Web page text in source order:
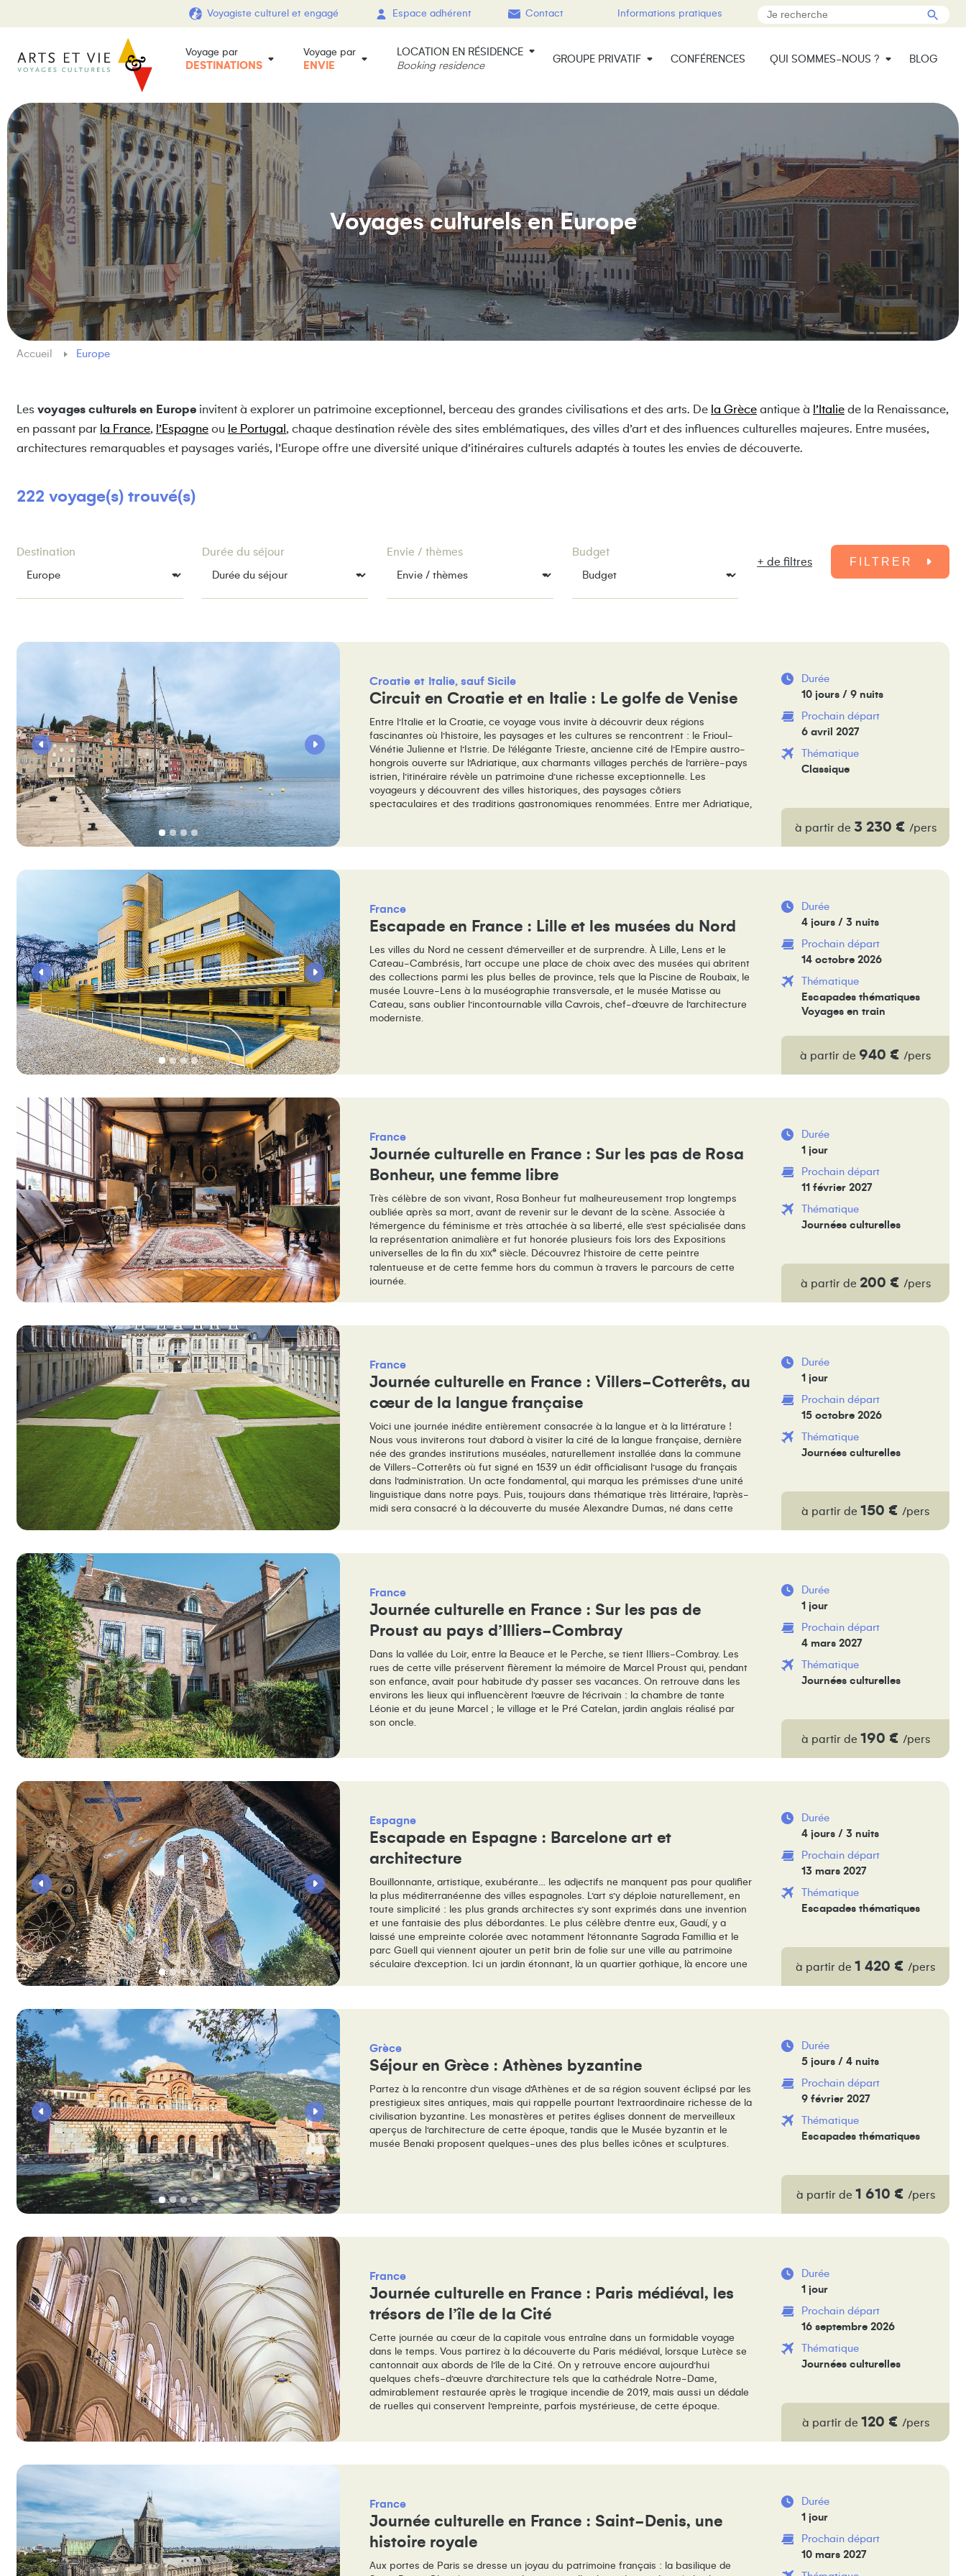
Voyagiste culturel et engagé Espace adhérent Contact Informations pratiques
Voyage par
DESTINATIONS
Voyage par
ENVIE
LOCATION EN RÉSIDENCE
Booking residence
GROUPE PRIVATIF CONFÉRENCES QUI SOMMES-NOUS ? BLOG
Voyages culturels en Europe
Accueil Europe
Les voyages culturels en Europe invitent à explorer un patrimoine exceptionnel, berceau des grandes civilisations et des arts. De la Grèce antique à l’Italie de la Renaissance,
en passant par la France, l’Espagne ou le Portugal , chaque destination révèle des sites emblématiques, des villes d’art et des influences culturelles majeures. Entre musées,
architectures remarquables et paysages variés, l’Europe offre une diversité unique d’itinéraires culturels adaptés à toutes les envies de découverte.
222 voyage(s) trouvé(s)
Destination Durée du séjour Envie / thèmes
Budget
+ de filtres
FILTRER
Croatie Italie, sauf Sicile
Circuit en Croatie et en Italie : Le golfe de Venise
Entre l’Italie et la Croatie, ce voyage vous invite à découvrir deux régions
fascinantes où l’histoire, les paysages et les cultures se rencontrent : le Frioul-
Vénétie Julienne et l’Istrie. De l’élégante Trieste, ancienne cité de l’Empire austro-
hongrois ouverte sur l’Adriatique, aux charmants villages perchés de l’arrière-pays
istrien, l’itinéraire révèle un patrimoine d’une richesse exceptionnelle. Les
voyageurs y découvrent des villes historiques, des paysages côtiers
spectaculaires et des traditions gastronomiques renommées. Entre mer Adriatique,
de cultures multiples.
Durée
10 jours / 9 nuits
Prochain départ
6 avril 2027
Thématique
Classique
à partir de 3 230 € /pers
France
Escapade en France : Lille et les musées du Nord
Les villes du Nord ne cessent d’émerveiller et de surprendre. À Lille, Lens et le
Cateau-Cambrésis, l’art occupe une place de choix avec des musées qui abritent
des collections parmi les plus belles de province, tels que la Piscine de Roubaix, le
musée Louvre-Lens à la muséographie transversale, et le musée Matisse au
Cateau, sans oublier l’incontournable villa Cavrois, chef-d’œuvre de l’architecture
moderniste.
Durée
4 jours / 3 nuits
Prochain départ
14 octobre 2026
Thématique
Escapades thématiques
Voyages en train
à partir de 940 € /pers
France
Journée culturelle en France : Sur les pas de Rosa
Bonheur, une femme libre
Très célèbre de son vivant, Rosa Bonheur fut malheureusement trop longtemps
oubliée après sa mort, avant de revenir sur le devant de la scène. Associée à
l’émergence du féminisme et très attachée à sa liberté, elle s’est spécialisée dans
la représentation animalière et fut honorée plusieurs fois lors des Expositions
universelles de la fin du XIXe siècle. Découvrez l’histoire de cette peintre
talentueuse et de cette femme hors du commun à travers le parcours de cette
journée.
Durée
1 jour
Prochain départ
11 février 2027
Thématique
Journées culturelles
à partir de 200 € /pers
France
Journée culturelle en France : Villers-Cotterêts, au
cœur de la langue française
Voici une journée inédite entièrement consacrée à la langue et à la littérature !
Nous vous inviterons tout d’abord à visiter la cité de la langue française, dernière
née des grandes institutions muséales, naturellement installée dans la commune
de Villers-Cotterêts où fut signé en 1539 un édit officialisant l’usage du français
dans l’administration. Un acte fondamental, qui marqua les prémisses d’une unité
linguistique dans notre pays. Puis, toujours dans thématique très littéraire, l’après-
midi sera consacré à la découverte du musée Alexandre Dumas, né dans cette
Durée
1 jour
Prochain départ
15 octobre 2026
Thématique
Journées culturelles
à partir de 150 € /pers
France
Journée culturelle en France : Sur les pas de
Proust au pays d’Illiers-Combray
Dans la vallée du Loir, entre la Beauce et le Perche, se tient Illiers-Combray. Les
rues de cette ville préservent fièrement la mémoire de Marcel Proust qui, pendant
son enfance, avait pour habitude d’y passer ses vacances. On retrouve dans les
environs les lieux qui influencèrent l’œuvre de l’écrivain : la chambre de tante
Léonie et du jeune Marcel ; le village et le Pré Catelan, jardin anglais réalisé par
son oncle.
Durée
1 jour
Prochain départ
4 mars 2027
Thématique
Journées culturelles
à partir de 190 € /pers
Espagne
Escapade en Espagne : Barcelone art et
architecture
Bouillonnante, artistique, exubérante… les adjectifs ne manquent pas pour qualifier
la plus méditerranéenne des villes espagnoles. L’art s’y déploie naturellement, en
toute simplicité : les plus grands architectes s’y sont exprimés dans une invention
et une fantaisie des plus débordantes. Le plus célèbre d’entre eux, Gaudí, y a
laissé une empreinte colorée avec notamment l’étonnante Sagrada Famillia et le
parc Güell qui viennent ajouter un petit brin de folie sur une ville au patrimoine
séculaire d’exception. Ici un jardin étonnant, là un quartier gothique, là encore une
Durée
4 jours / 3 nuits
Prochain départ
13 mars 2027
Thématique
Escapades thématiques
à partir de 1 420 € /pers
Grèce
Séjour en Grèce : Athènes byzantine
Partez à la rencontre d’un visage d’Athènes et de sa région souvent éclipsé par les
prestigieux sites antiques, mais qui rappelle pourtant l’extraordinaire richesse de la
civilisation byzantine. Les monastères et petites églises donnent de merveilleux
aperçus de l’architecture de cette époque, tandis que le Musée byzantin et le
musée Benaki proposent quelques-unes des plus belles icônes et sculptures.
Durée
5 jours / 4 nuits
Prochain départ
9 février 2027
Thématique
Escapades thématiques
à partir de 1 610 € /pers
France
Journée culturelle en France : Paris médiéval, les
trésors de l’île de la Cité
Cette journée au cœur de la capitale vous entraîne dans un formidable voyage
dans le temps. Vous partirez à la découverte du Paris médiéval, lorsque Lutèce se
cantonnait aux abords de l’île de la Cité. On y retrouve encore aujourd’hui
quelques chefs-d’œuvre d’architecture tels que la cathédrale Notre-Dame,
admirablement restaurée après le tragique incendie de 2019, mais aussi un dédale
de ruelles qui conservent l’empreinte, parfois mystérieuse, de cette époque.
Durée
1 jour
Prochain départ
16 septembre 2026
Thématique
Journées culturelles
à partir de 120 € /pers
France
Journée culturelle en France : Saint-Denis, une
histoire royale
Aux portes de Paris se dresse un joyau du patrimoine français : la basilique de
Durée
1 jour
Prochain départ
10 mars 2027